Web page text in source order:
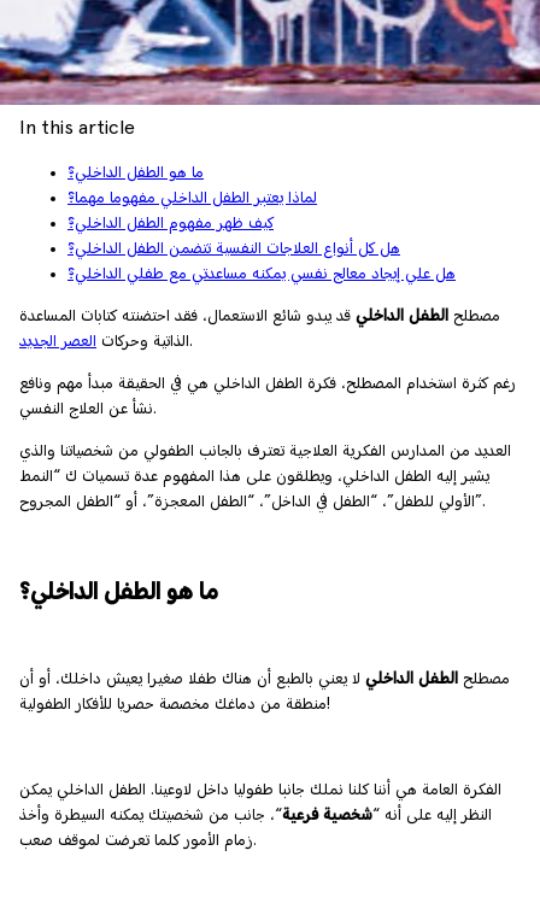
In this article
ما هو الطفل الداخلي؟
لماذا يعتبر الطفل الداخلي مفهوما مهما؟
كيف ظهر مفهوم الطفل الداخلي؟
هل كل أنواع العلاجات النفسية تتضمن الطفل الداخلي؟
هل علي إيجاد معالج نفسي يمكنه مساعدتي مع طفلي الداخلي؟
مصطلح الطفل الداخلي قد يبدو شائع الاستعمال، فقد احتضنته كتابات المساعدة
الذاتية وحركات العصر الجديد .
رغم كثرة استخدام المصطلح، فكرة الطفل الداخلي هي في الحقيقة مبدأ مهم ونافع
نشأ عن العلاج النفسي.
العديد من المدارس الفكرية العلاجية تعترف بالجانب الطفولي من شخصياتنا والذي
يشير إليه الطفل الداخلي، ويطلقون على هذا المفهوم عدة تسميات ك “النمط
الأولي للطفل”، “الطفل في الداخل”، “الطفل المعجزة”، أو “الطفل المجروح”.
ما هو الطفل الداخلي؟
مصطلح الطفل الداخلي لا يعني بالطبع أن هناك طفلا صغيرا يعيش داخلك، أو أن
منطقة من دماغك مخصصة حصريا للأفكار الطفولية!
الفكرة العامة هي أننا كلنا نملك جانبا طفوليا داخل لاوعينا. الطفل الداخلي يمكن
النظر إليه على أنه “شخصية فرعية“، جانب من شخصيتك يمكنه السيطرة وأخذ
زمام الأمور كلما تعرضت لموقف صعب.